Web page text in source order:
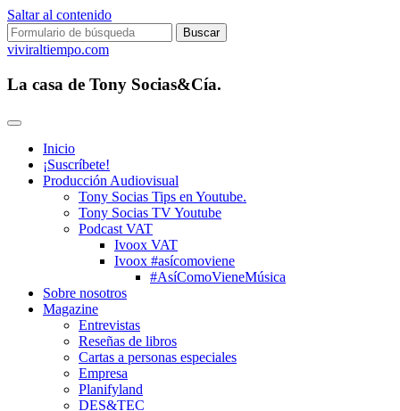
Saltar al contenido
Buscar:
viviraltiempo.com
La casa de Tony Socias&Cía.
Inicio
¡Suscríbete!
Producción Audiovisual
Tony Socias Tips en Youtube.
Tony Socias TV Youtube
Podcast VAT
Ivoox VAT
Ivoox #asícomoviene
#AsíComoVieneMúsica
Sobre nosotros
Magazine
Entrevistas
Reseñas de libros
Cartas a personas especiales
Empresa
Planifyland
DES&TEC